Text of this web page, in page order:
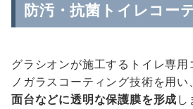
防汚・抗菌トイレコー
グラシオンが施工するトイレ専用
ノガラスコーティング技術を用い、
面台などに透明な保護膜を形成 し